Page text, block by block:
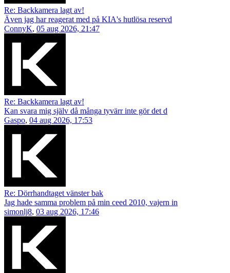
Re: Backkamera lagt av!
Även jag har reagerat med på KIA's hutlösa reservd
ConnyK, 05 aug 2026, 21:47
Re: Backkamera lagt av!
Kan svara mig själv då många tyvärr inte gör det d
Gaspo, 04 aug 2026, 17:53
Re: Dörrhandtaget vänster bak
Jag hade samma problem på min ceed 2010, vajern in
simonlj8, 03 aug 2026, 17:46